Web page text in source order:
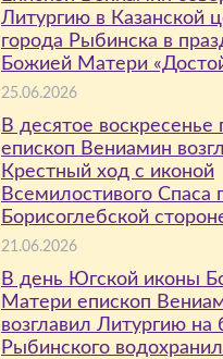
Литургию в Казанской
города Рыбинска в
Божией Матери
25.06.2026
В десятое воскресенье
епископ Вениамин
Крестный ход с иконой
Всемилостивого Спаса
Борисоглебской
21.06.2026
В день Югской иконы
Матери епископ
возглавил Литургию на
Рыбинского